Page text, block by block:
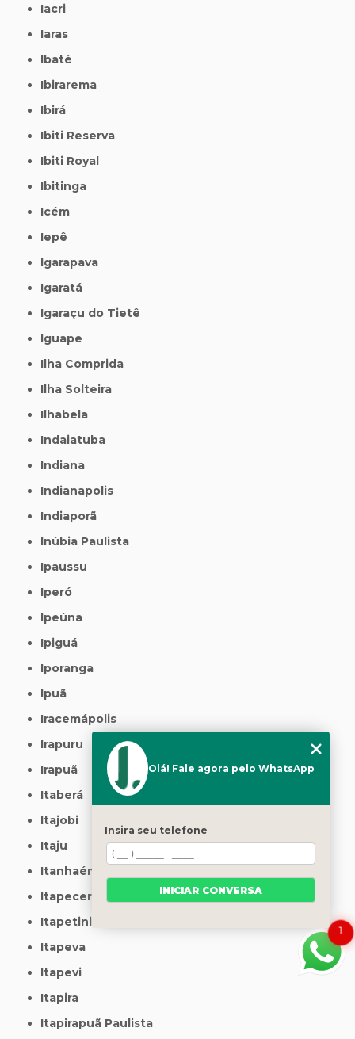
Iacri
Iaras
Ibaté
Ibirarema
Ibirá
Ibiti Reserva
Ibiti Royal
Ibitinga
Icém
Iepê
Igarapava
Igaratá
Igaraçu do Tietê
Iguape
Ilha Comprida
Ilha Solteira
Ilhabela
Indaiatuba
Indiana
Indianapolis
Indiaporã
Inúbia Paulista
Ipaussu
Iperó
Ipeúna
Ipiguá
Iporanga
Ipuã
Iracemápolis
Irapuru
Irapuã
Itaberá
Itajobi
Itaju
Itanhaém
Itapecerica da Serra
Itapetininga
Itapeva
Itapevi
Itapira
Itapirapuã Paulista
1
Olá! Fale agora pelo WhatsApp
Insira seu telefone
INICIAR CONVERSA